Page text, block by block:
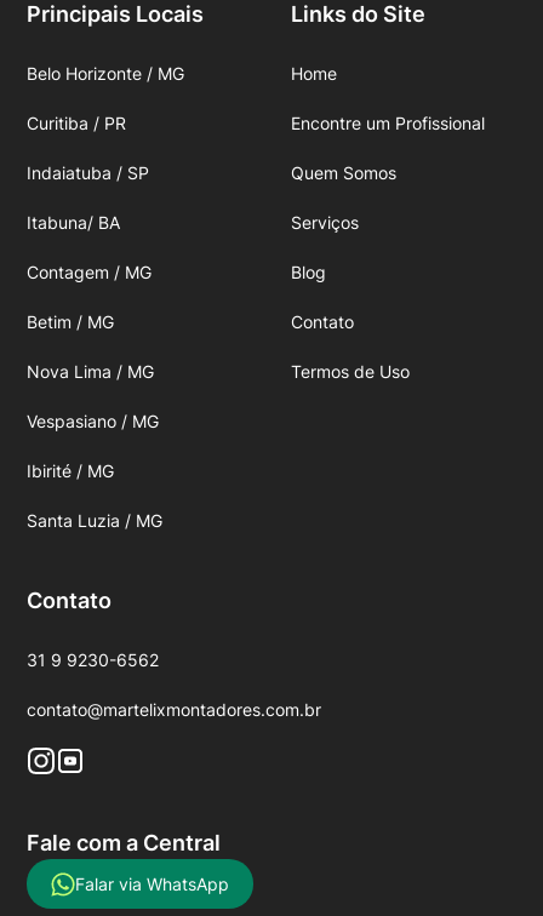
Principais Locais
Belo Horizonte / MG
Curitiba / PR
Indaiatuba / SP
Itabuna/ BA
Contagem / MG
Betim / MG
Nova Lima / MG
Vespasiano / MG
Ibirité / MG
Santa Luzia / MG
Links do Site
Home
Encontre um Profissional
Quem Somos
Serviços
Blog
Contato
Termos de Uso
Contato
31 9 9230-6562
contato@martelixmontadores.com.br
Fale com a Central
Falar via WhatsApp